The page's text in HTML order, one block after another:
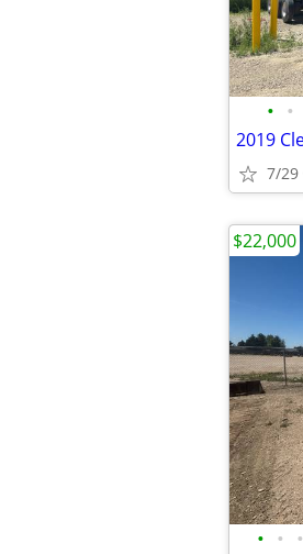
• •
7/29
• • •
$22,000